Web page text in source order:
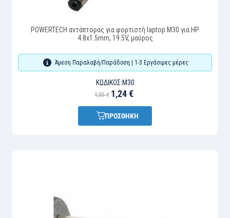
POWERTECH αντάπτορας για φορτιστή laptop M30 για HP
4.8x1.5mm, 19.5V, μαύρος
Άμεση Παραλαβή/Παράδοση | 1-3 Εργάσιμες μέρες
ΚΩΔΙΚΌΣ:M30
1,35 € 1,24 €
ΠΡΟΣΘΗΚΗ